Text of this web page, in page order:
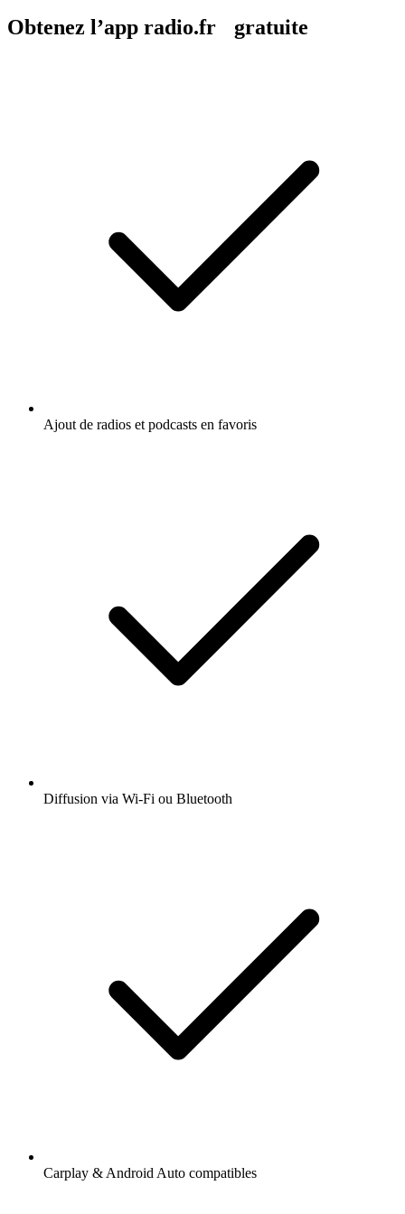
Obtenez l’app radio.fr gratuite
Ajout de radios et podcasts en favoris
Diffusion via Wi-Fi ou Bluetooth
Carplay & Android Auto compatibles